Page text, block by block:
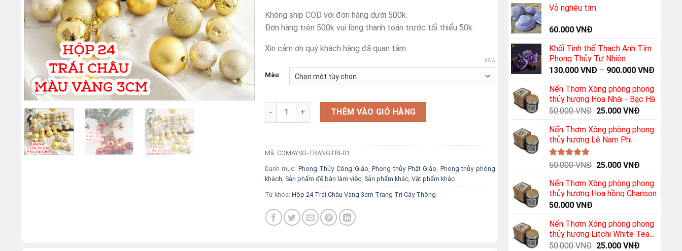
was:
Vỏ nghêu tím
60.000 VNĐ
Khối Tinh thể Thạch Anh Tím
Phong Thủy Tự Nhiên
130.000 VNĐ – 900.000 VNĐ
Nến Thơm Xông phòng phong
thủy hương Hoa Nhài - Bạc Hà
50.000VNĐ Original
was:
50.000 VNĐ.
25.000 VNĐCurrent
is:
Nến Thơm Xông phòng phong
thủy hương Lê Nam Phi
Được xếp
5 sao
50.000VNĐ Original
was:
50.000 VNĐ.
25.000 VNĐCurrent
is:
25.000
Nến Thơm Xông phòng phong
thủy hương Hoa hồng Chanson
50.000 VNĐ
Nến Thơm Xông phòng phong
thủy hương Litchi White Tea
(Vải thiều + trà trắng)
50.000VNĐ Original
25.000 VNĐCurrent
Không ship COD với đơn hàng dưới 500k.
Đơn hàng trên 500k vui lòng thanh toán trước tối thiểu 50k.
Xin cảm ơn quý khách hàng đã quan tâm.
Màu
XÓA
Hộp 24 Trái Châu 3cm Trang Trí Cây Thông số lượng
THÊM VÀO GIỎ HÀNG
Mã: COMAYSG-TRANGTRI-01
Danh mục: Phong Thủy Công Giáo,Phong thủy Phật Giáo, Phong thủy phòng
khách, Sản phẩm để bàn làm việc, Sản phẩm khác, Vật phẩm khác
Từ khóa: Hộp 24 Trái Châu Vàng 3cm Trang Trí Cây Thông